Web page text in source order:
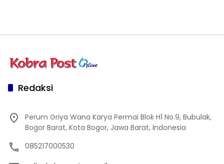
Redaksi
Perum Griya Wana Karya Permai Blok H1 No.9, Bubulak,
Bogor Barat, Kota Bogor, Jawa Barat, Indonesia
085217000530